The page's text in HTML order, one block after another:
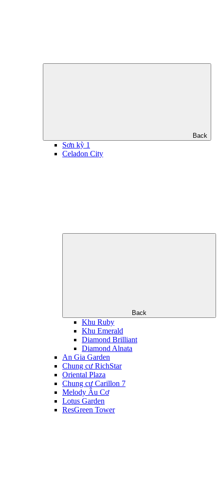
Back
Sơn kỳ 1
Celadon City
Back
Khu Ruby
Khu Emerald
Diamond Brilliant
Diamond Alnata
An Gia Garden
Chung cư RichStar
Oriental Plaza
Chung cư Carillon 7
Melody Âu Cơ
Lotus Garden
ResGreen Tower